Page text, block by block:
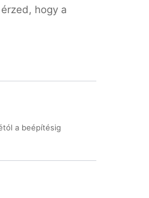
hogy a
a beépítésig